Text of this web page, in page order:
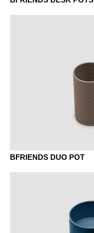
BFRIENDS DUO POT